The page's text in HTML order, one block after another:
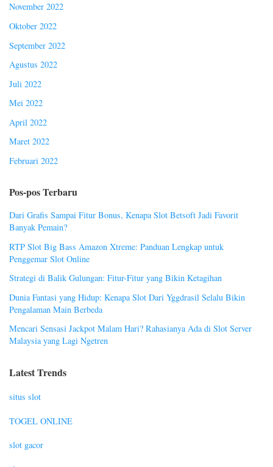
November 2022
Oktober 2022
September 2022
Agustus 2022
Juli 2022
Mei 2022
April 2022
Maret 2022
Februari 2022
Pos-pos Terbaru
Dari Grafis Sampai Fitur Bonus, Kenapa Slot Betsoft Jadi Favorit
Banyak Pemain?
RTP Slot Big Bass Amazon Xtreme: Panduan Lengkap untuk
Penggemar Slot Online
Strategi di Balik Gulungan: Fitur-Fitur yang Bikin Ketagihan
Dunia Fantasi yang Hidup: Kenapa Slot Dari Yggdrasil Selalu Bikin
Pengalaman Main Berbeda
Mencari Sensasi Jackpot Malam Hari? Rahasianya Ada di Slot Server
Malaysia yang Lagi Ngetren
Latest Trends
situs slot
TOGEL ONLINE
slot gacor